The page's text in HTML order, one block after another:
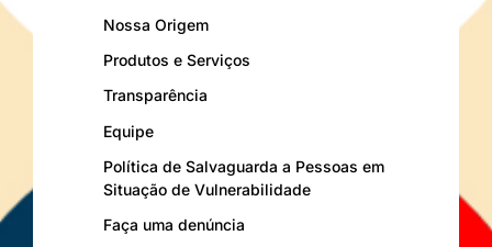
Nossa Origem
Produtos e Serviços
Transparência
Equipe
Política de Salvaguarda a Pessoas em
Situação de Vulnerabilidade
Faça uma denúncia